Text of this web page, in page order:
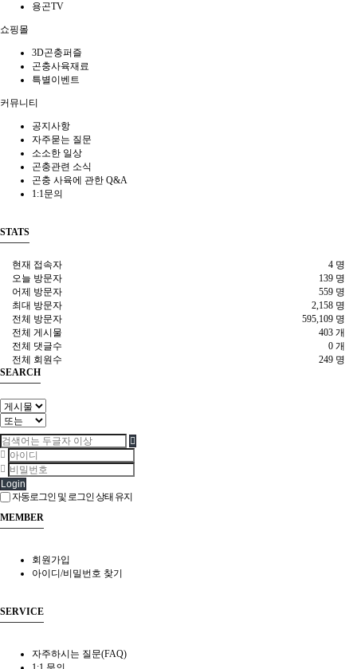
용곤TV
쇼핑몰
3D곤충퍼즐
곤충사육재료
특별이벤트
커뮤니티
공지사항
자주묻는 질문
소소한 일상
곤충관련 소식
곤충 사육에 관한 Q&A
1:1문의
STATS
4 명
현재 접속자
139 명
오늘 방문자
559 명
어제 방문자
2,158 명
최대 방문자
595,109 명
전체 방문자
403 개
전체 게시물
0 개
전체 댓글수
249 명
전체 회원수
SEARCH
Login
자동로그인 및 로그인 상태 유지
MEMBER
회원가입
아이디/비밀번호 찾기
SERVICE
자주하시는 질문(FAQ)